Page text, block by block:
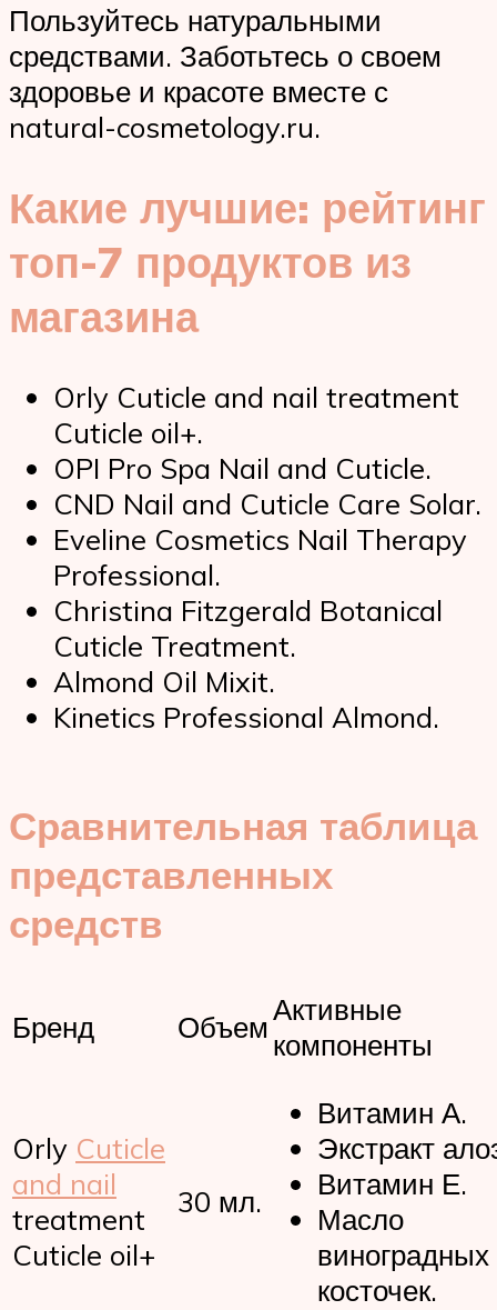
Пользуйтесь натуральными
средствами. Заботьтесь о своем
здоровье и красоте вместе с
natural-cosmetology.ru.
Какие лучшие: рейтинг
топ-7 продуктов из
магазина
Orly Cuticle and nail treatment
Cuticle oil+.
OPI Pro Spa Nail and Cuticle.
CND Nail and Cuticle Care Solar.
Eveline Cosmetics Nail Therapy
Professional.
Christina Fitzgerald Botanical
Cuticle Treatment.
Almond Oil Mixit.
Kinetics Professional Almond.
Сравнительная таблица
представленных
средств
Бренд ОбъемАктивные
компоненты
Orly Cuticle
and nail
treatment
Cuticle oil+
30 мл.
Витамин А.
Экстракт
Витамин Е.
Масло
виноградных
косточек.